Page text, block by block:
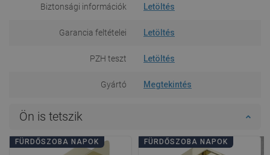
Biztonsági információk Letöltés
Garancia feltételei Letöltés
PZH teszt Letöltés
Gyártó Megtekintés
Ön is tetszik
FÜRDŐSZOBA NAPOK FÜRDŐSZOBA NAPOK